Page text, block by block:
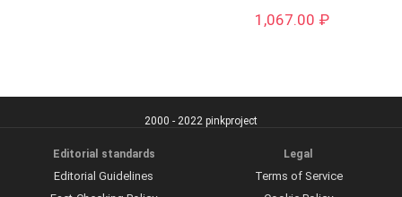
1,067.00 ₽
2000 - 2022 pinkproject
Editorial standards
Editorial Guidelines
Legal
Terms of Service